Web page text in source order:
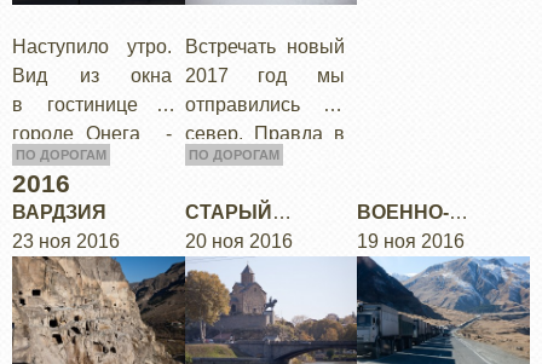
Наступило утро.
Вид из окна
в гостинице в
городе Онега -
раннее,
холодное,
красивое утро.
Мы сами
переночевали в
тепло, что не
сказать про
ПО ДОРОГАМ
Встречать новый
2017 год мы
отправились на
север. Правда в
отличии от
встречи найти
свободный
коттедж на
севере оказалось
гораздо…
ПО ДОРОГАМ
2016
ВАРДЗИЯ
23 ноя 2016
СТАРЫЙ
ТБИЛИССИ
20 ноя 2016
ВОЕННО-
ГРУЗИНСКАЯ
ДОРОГА
19 ноя 2016